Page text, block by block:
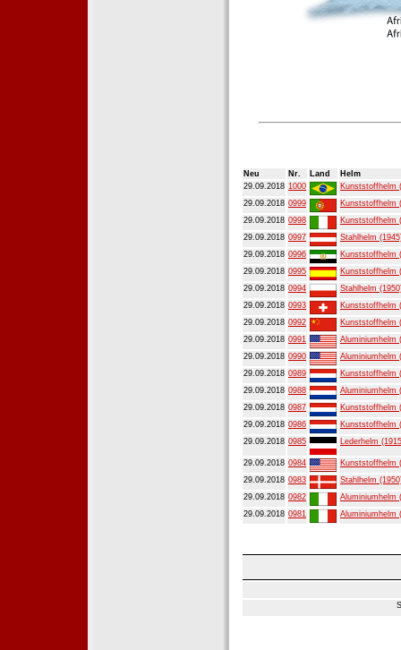
Neu Nr. Land
Helm
29.09.2018 1000
Kunststoffhelm
29.09.2018 0999
Kunststoffhelm
29.09.2018 0998
Kunststoffhelm
29.09.2018 0997
Stahlhelm
29.09.2018 0996
Kunststoffhelm
29.09.2018 0995
Kunststoffhelm
29.09.2018 0994
Stahlhelm
29.09.2018 0993
Kunststoffhelm
29.09.2018 0992
Kunststoffhelm
29.09.2018 0991
Aluminiumhelm
29.09.2018 0990
Aluminiumhelm
29.09.2018 0989
Kunststoffhelm
29.09.2018 0988
Aluminiumhelm
29.09.2018 0987
Kunststoffhelm
29.09.2018 0986
Kunststoffhelm
29.09.2018 0985 Lederhelm
29.09.2018 0984
Kunststoffhelm
29.09.2018 0983
Stahlhelm
29.09.2018 0982
Aluminiumhelm
29.09.2018 0981 Aluminiumhelm